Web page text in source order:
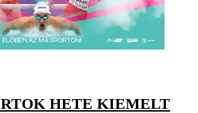
HETE KIEMELT